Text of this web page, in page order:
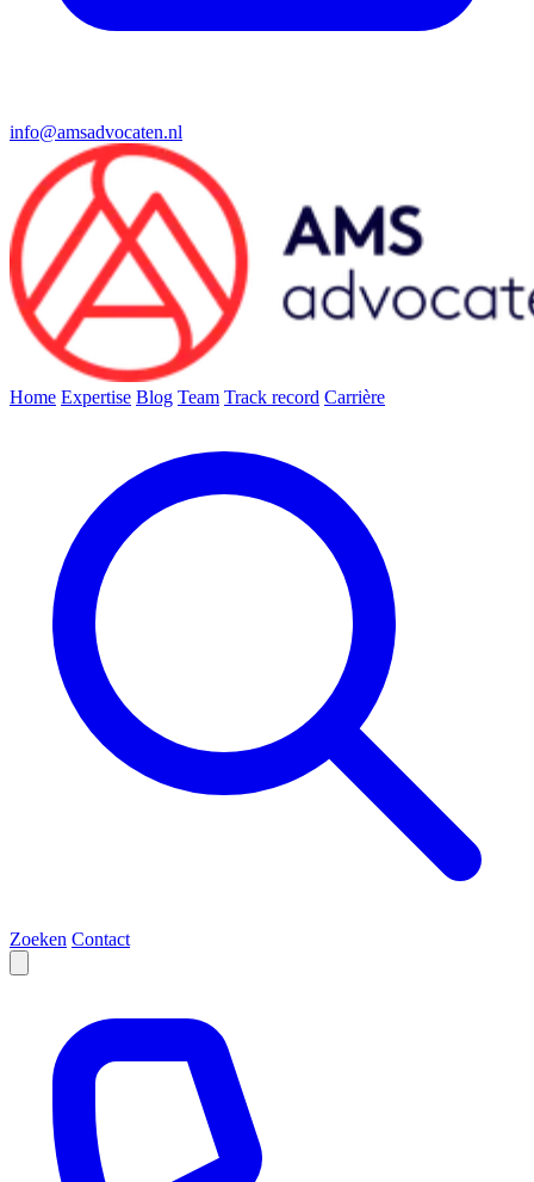
info@amsadvocaten.nl
Home Expertise Blog Team Track record Carrière
Zoeken Contact